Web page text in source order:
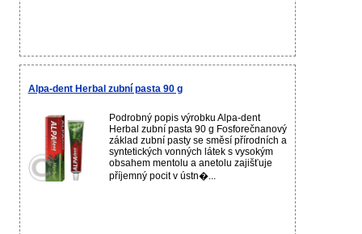
Alpa-dent Herbal zubní pasta 90 g
Podrobný popis výrobku Alpa-dent
Herbal zubní pasta 90 g Fosforečnanový
základ zubní pasty se směsí přírodních a
syntetických vonných látek s vysokým
obsahem mentolu a anetolu zajišťuje
příjemný pocit v ústn�...